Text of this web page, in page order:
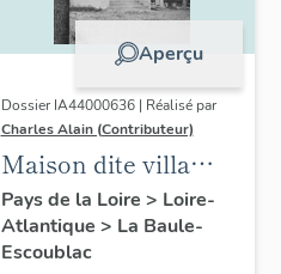
Aperçu
Dossier IA44000636 | Réalisé par
Charles Alain (Contributeur)
Maison dite villa
balnéaire Cybèle, 1
avenue Hoëdic
Pays de la Loire > Loire-
Atlantique > La Baule-
Escoublac